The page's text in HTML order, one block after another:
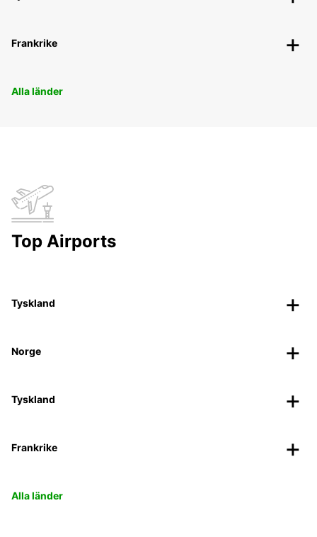
Frankrike
Alla länder
Top Airports
Tyskland
Norge
Tyskland
Frankrike
Alla länder